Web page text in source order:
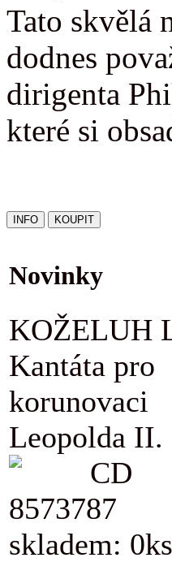
Tato skvělá
dodnes
dirigenta
které si
Novinky
KOŽELUH
Kantáta pro
korunovaci
Leopolda II.
CD
8573787
skladem: 0ks